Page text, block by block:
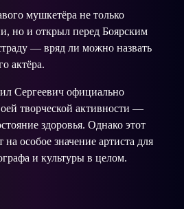
мушкетёра не только
но и открыл перед Боярским
— вряд ли можно назвать
актёра.
Сергеевич официально
творческой активности —
здоровья. Однако этот
особое значение артиста для
и культуры в целом.